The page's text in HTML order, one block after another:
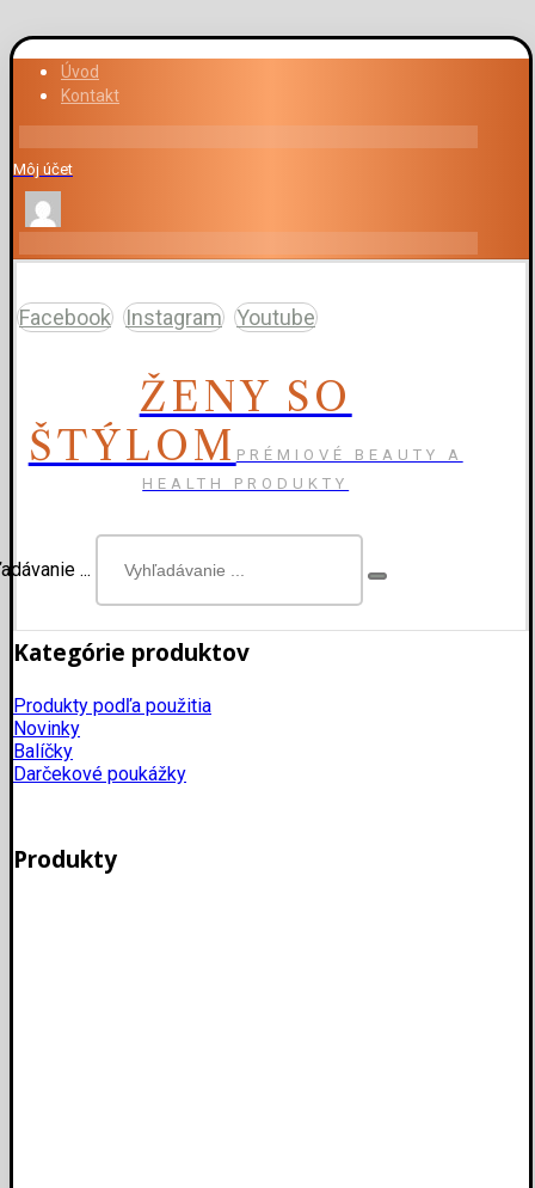
Úvod
Kontakt
Môj účet
Facebook Instagram Youtube
ŽENY SO
ŠTÝLOM PRÉMIOVÉ BEAUTY A
HEALTH PRODUKTY
...
Kategórie produktov
Produkty podľa použitia
Novinky
Balíčky
Darčekové poukážky
Produkty